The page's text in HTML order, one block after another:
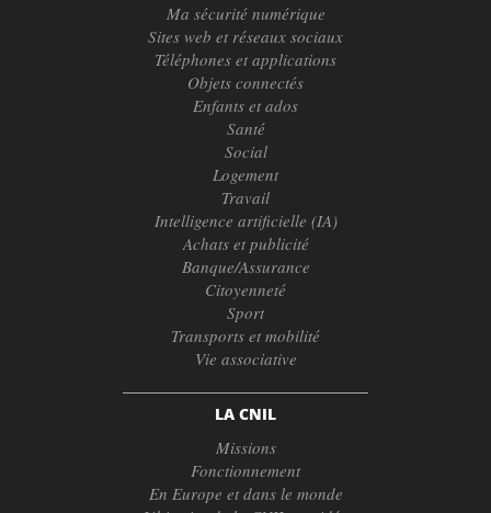
Ma sécurité numérique
Sites web et réseaux sociaux
Téléphones et applications
Objets connectés
Enfants et ados
Santé
Social
Logement
Travail
Intelligence artificielle (IA)
Achats et publicité
Banque/Assurance
Citoyenneté
Sport
Transports et mobilité
Vie associative
LA CNIL
Missions
Fonctionnement
En Europe et dans le monde